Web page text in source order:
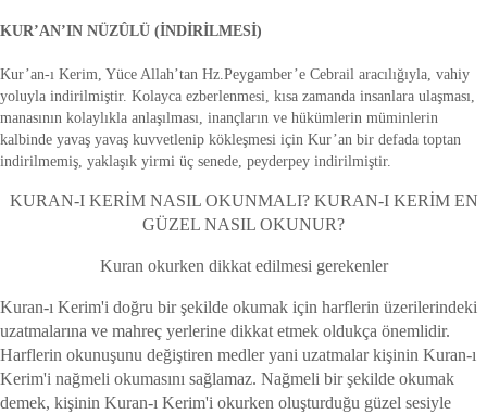
KUR’AN’IN NÜZÛLÜ (İNDİRİLMESİ)
Kur’an-ı Kerim, Yüce Allah’tan Hz.Peygamber’e Cebrail aracılığıyla, vahiy
yoluyla indirilmiştir. Kolayca ezberlenmesi, kısa zamanda insanlara ulaşması,
manasının kolaylıkla anlaşılması, inançların ve hükümlerin müminlerin
kalbinde yavaş yavaş kuvvetlenip kökleşmesi için Kur’an bir defada toptan
indirilmemiş, yaklaşık yirmi üç senede, peyderpey indirilmiştir.
KURAN-I KERİM NASIL OKUNMALI? KURAN-I KERİM EN
GÜZEL NASIL OKUNUR?
Kuran okurken dikkat edilmesi gerekenler
Kuran-ı Kerim'i doğru bir şekilde okumak için harflerin üzerilerindeki
uzatmalarına ve mahreç yerlerine dikkat etmek oldukça önemlidir.
Harflerin okunuşunu değiştiren medler yani uzatmalar kişinin Kuran-ı
Kerim'i nağmeli okumasını sağlamaz. Nağmeli bir şekilde okumak
demek, kişinin Kuran-ı Kerim'i okurken oluşturduğu güzel sesiyle